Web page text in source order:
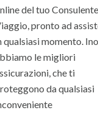
del tuo
pronto ad
qualsiasi momento.
le migliori
che ti
da qualsiasi